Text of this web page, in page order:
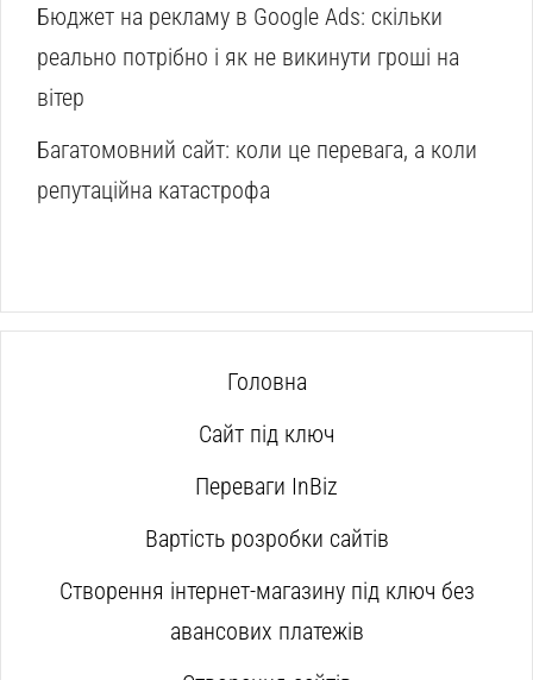
Бюджет на рекламу в Google Ads: скільки
реально потрібно і як не викинути гроші на
вітер
Багатомовний сайт: коли це перевага, а коли
репутаційна катастрофа
Головна
Сайт під ключ
Переваги InBiz
Вартість розробки сайтів
Створення інтернет-магазину під ключ без
авансових платежів